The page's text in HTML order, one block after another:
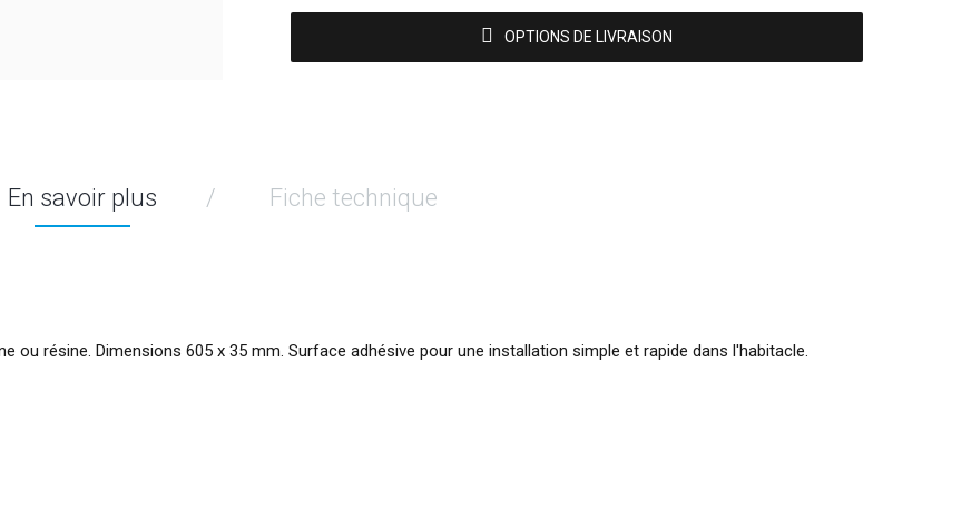
OPTIONS DE LIVRAISON
En savoir plus Fiche technique
ou résine. Dimensions 605 x 35 mm. Surface adhésive pour une installation simple et rapide dans l'habitacle.